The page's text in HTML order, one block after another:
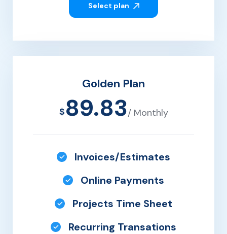
Select plan
Golden Plan
$89.83/ Monthly
Invoices/Estimates
Online Payments
Projects Time Sheet
Recurring Transations